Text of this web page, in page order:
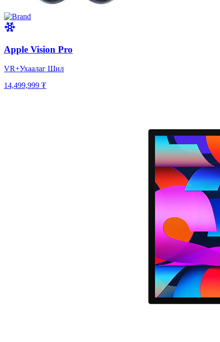
Apple Vision Pro
VR+Ухаалаг Шил
14,499,999 ₮